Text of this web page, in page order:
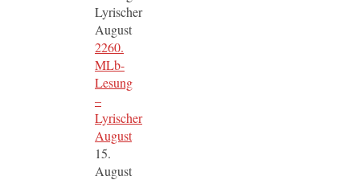
2260.
MLb-
Lesung
–
Lyrischer
August
15.
August